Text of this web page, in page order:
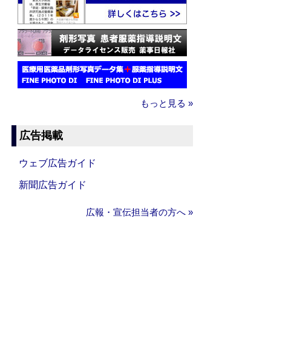
もっと見る »
広告掲載
ウェブ広告ガイド
新聞広告ガイド
広報・宣伝担当者の方へ »